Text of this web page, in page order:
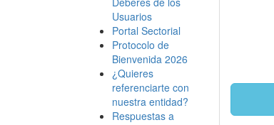
Usuarios
Portal Sectorial
Protocolo de
Bienvenida 2026
¿Quieres
referenciarte con
nuestra entidad?
Respuestas a